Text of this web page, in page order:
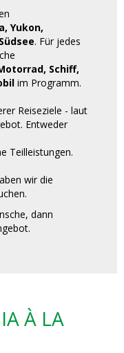
Yukon,
. Für jedes
Schiff,
im Programm.
Reiseziele - laut
Entweder
Teilleistungen.
wir die
dann
À LA